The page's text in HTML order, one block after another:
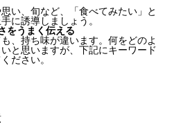
い、旬など、「食べてみたい」と
に誘導しましょう。
をうまく伝える
、持ち味が違います。何をどのよ
と思いますが、下記にキーワード
ださい。